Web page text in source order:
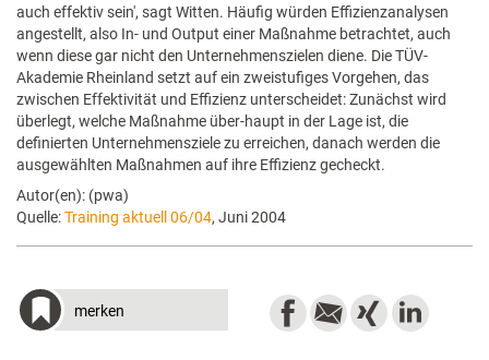
auch effektiv sein', sagt Witten. Häufig würden Effizienzanalysen
angestellt, also In- und Output einer Maßnahme betrachtet, auch
wenn diese gar nicht den Unternehmenszielen diene. Die TÜV-
Akademie Rheinland setzt auf ein zweistufiges Vorgehen, das
zwischen Effektivität und Effizienz unterscheidet: Zunächst wird
überlegt, welche Maßnahme über-haupt in der Lage ist, die
definierten Unternehmensziele zu erreichen, danach werden die
ausgewählten Maßnahmen auf ihre Effizienz gecheckt.
Autor(en): (pwa)
Quelle:Training aktuell 06/04, Juni 2004
merken